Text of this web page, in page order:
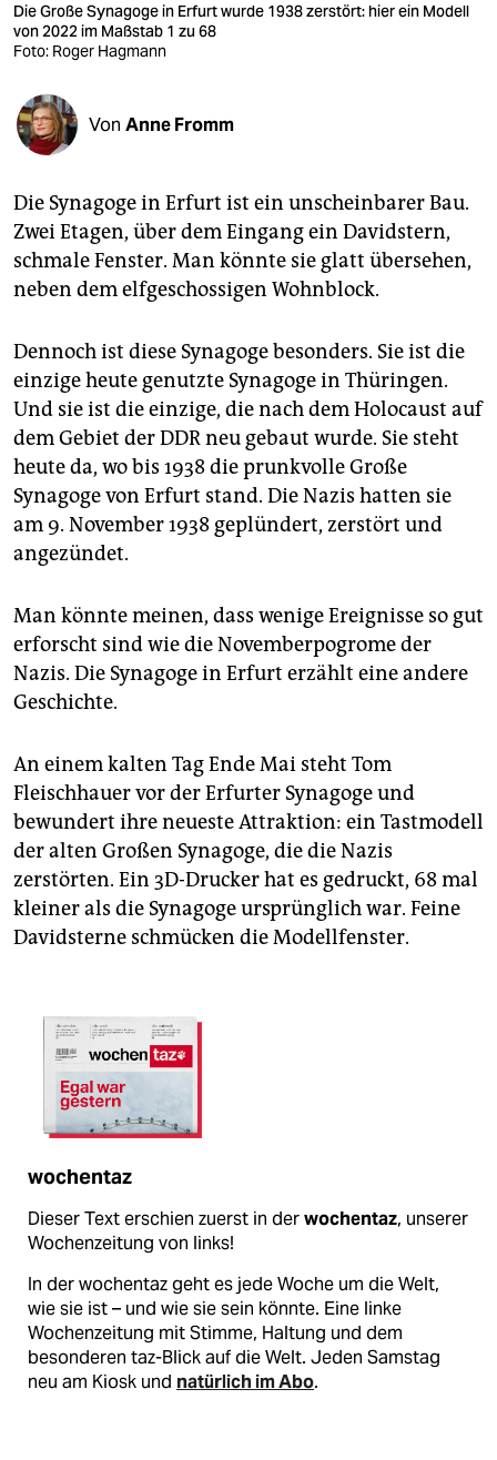
fragen & hilfe
unterstützen
abo
genossenschaft
epaper login
Die Große Synagoge in Erfurt wurde 1938 zerstört: hier ein Modell
von 2022 im Maßstab 1 zu 68
Foto: Roger Hagmann
Von Anne Fromm
Die Synagoge in Erfurt ist ein unscheinbarer Bau.
Zwei Etagen, über dem Eingang ein Davidstern,
schmale Fenster. Man könnte sie glatt übersehen,
neben dem elfgeschossigen Wohnblock.
Dennoch ist diese Synagoge besonders. Sie ist die
einzige heute genutzte Synagoge in Thüringen.
Und sie ist die einzige, die nach dem Holocaust auf
dem Gebiet der DDR neu gebaut wurde. Sie steht
heute da, wo bis 1938 die prunkvolle Große
Synagoge von Erfurt stand. Die Nazis hatten sie
am 9. November 1938 geplündert, zerstört und
angezündet.
Man könnte meinen, dass wenige Ereignisse so gut
erforscht sind wie die Novemberpogrome der
Nazis. Die Synagoge in Erfurt erzählt eine andere
Geschichte.
An einem kalten Tag Ende Mai steht Tom
Fleischhauer vor der Erfurter Synagoge und
bewundert ihre neueste Attraktion: ein Tastmodell
der alten Großen Synagoge, die die Nazis
zerstörten. Ein 3D-Drucker hat es gedruckt, 68 mal
kleiner als die Synagoge ursprünglich war. Feine
Davidsterne schmücken die Modellfenster.
wochentaz
Dieser Text erschien zuerst in derwochentaz, unserer
Wochenzeitung von links!
In der wochentaz geht es jede Woche um die Welt,
wie sie ist – und wie sie sein könnte. Eine linke
Wochenzeitung mit Stimme, Haltung und dem
besonderen taz-Blick auf die Welt. Jeden Samstag
neu am Kiosk und natürlich im Abo.